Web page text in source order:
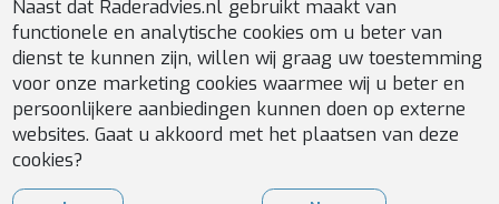
Opleidingen en Software
Gebouwveiligheid
Installatiebeheer
Naast dat Raderadvies.nl gebruikt maakt van
functionele en analytische cookies om u beter van
dienst te kunnen zijn, willen wij graag uw toestemming
voor onze marketing cookies waarmee wij u beter en
persoonlijkere aanbiedingen kunnen doen op externe
websites. Gaat u akkoord met het plaatsen van deze
cookies?